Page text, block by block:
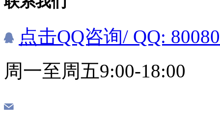
点击QQ咨询/ QQ:
周一至周五9:00-18:00